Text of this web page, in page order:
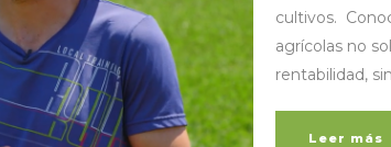
cultivos.
agrícolas no
rentabilidad,
Leer más